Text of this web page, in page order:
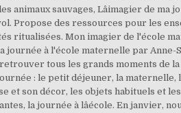
sauvages, Lâimagier de ma
Propose des ressources pour les
ritualisées. Mon imagier de l'école
à l'école maternelle par
tous les grands moments de la
: le petit déjeuner, la maternelle,
et son décor, les objets habituels et
la journée à lâécole. En janvier,